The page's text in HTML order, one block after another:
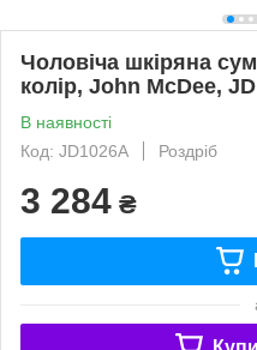
Чоловіча шкіряна
колір, John McDee,
В наявності
Код: JD1026A
Роздріб
3 284 ₴